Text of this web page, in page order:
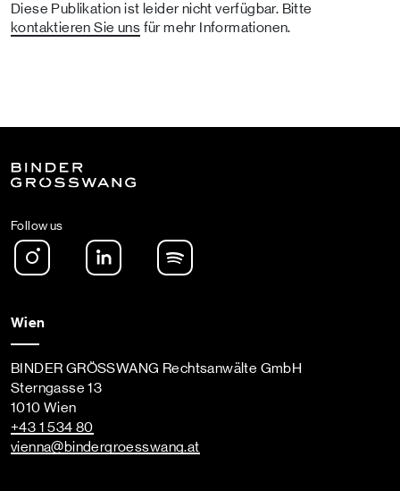
Diese Publikation ist leider nicht verfügbar. Bitte
kontaktieren Sie uns für mehr Informationen.
Follow us
Instagram LinkedIn
Wien
BINDER GRÖSSWANG Rechtsanwälte GmbH
Sterngasse 13
1010 Wien
+43 1 534 80
vienna@bindergroesswang.at